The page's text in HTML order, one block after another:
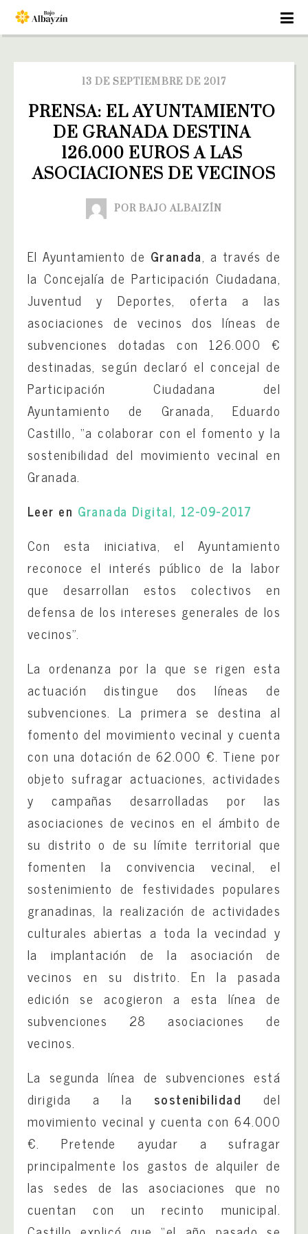
13 DE SEPTIEMBRE DE 2017
PRENSA: EL AYUNTAMIENTO
DE GRANADA DESTINA
126.000 EUROS A LAS
ASOCIACIONES DE VECINOS
POR BAJO ALBAIZÍN
El Ayuntamiento de Granada, a través de
la Concejalía de Participación Ciudadana,
Juventud y Deportes, oferta a las
asociaciones de vecinos dos líneas de
subvenciones dotadas con 126.000 €
destinadas, según declaró el concejal de
Participación Ciudadana del
Ayuntamiento de Granada, Eduardo
Castillo, “a colaborar con el fomento y la
sostenibilidad del movimiento vecinal en
Granada.
Leer en Granada Digital, 12-09-2017
Con esta iniciativa, el Ayuntamiento
reconoce el interés público de la labor
que desarrollan estos colectivos en
defensa de los intereses generales de los
vecinos”.
La ordenanza por la que se rigen esta
actuación distingue dos líneas de
subvenciones. La primera se destina al
fomento del movimiento vecinal y cuenta
con una dotación de 62.000 €. Tiene por
objeto sufragar actuaciones, actividades
y campañas desarrolladas por las
asociaciones de vecinos en el ámbito de
su distrito o de su límite territorial que
fomenten la convivencia vecinal, el
sostenimiento de festividades populares
granadinas, la realización de actividades
culturales abiertas a toda la vecindad y
la implantación de la asociación de
vecinos en su distrito. En la pasada
edición se acogieron a esta línea de
subvenciones 28 asociaciones de
vecinos.
La segunda línea de subvenciones está
dirigida a la sostenibilidad del
movimiento vecinal y cuenta con 64.000
€. Pretende ayudar a sufragar
principalmente los gastos de alquiler de
las sedes de las asociaciones que no
cuentan con un recinto municipal.